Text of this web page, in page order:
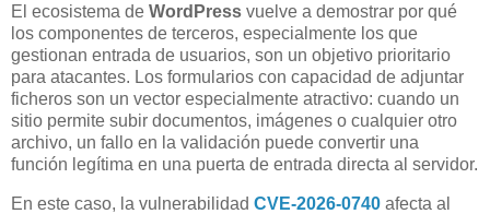
El ecosistema de WordPress vuelve a demostrar por qué
los componentes de terceros, especialmente los que
gestionan entrada de usuarios, son un objetivo prioritario
para atacantes. Los formularios con capacidad de adjuntar
ficheros son un vector especialmente atractivo: cuando un
sitio permite subir documentos, imágenes o cualquier otro
archivo, un fallo en la validación puede convertir una
función legítima en una puerta de entrada directa al servidor.
En este caso, la vulnerabilidad CVE-2026-0740 afecta al